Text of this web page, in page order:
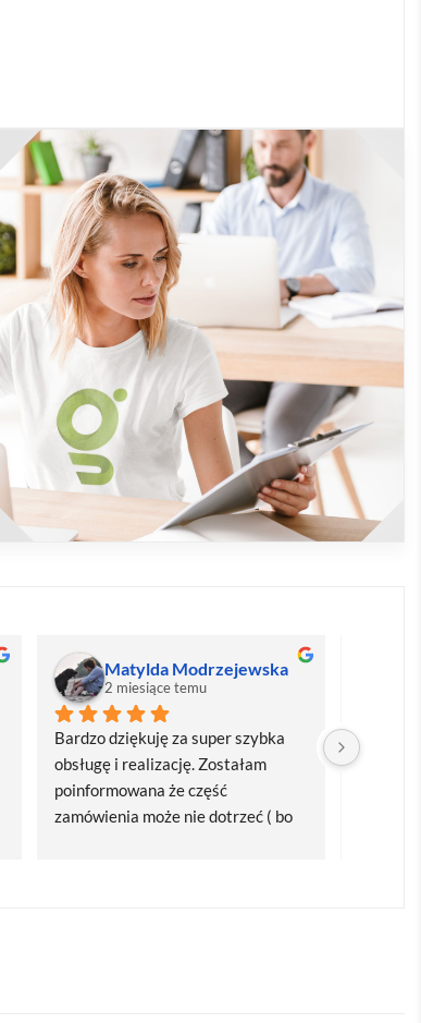
Matylda Modrzejewska
2 miesiące temu
Bardzo dziękuję za super szybka
obsługę i realizację. Zostałam
poinformowana że część
zamówienia może nie dotrzeć ( bo
Bardzo